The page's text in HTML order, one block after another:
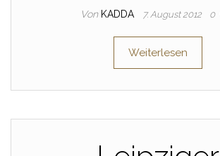
Von KADDA 7. August 2012 0
Weiterlesen